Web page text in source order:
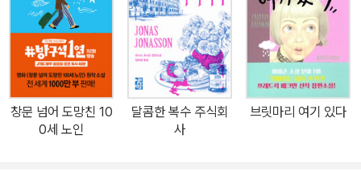
년간 친딸을 밀실에 가두어 지속적으로 성폭행해온 사실이 밝혀진 것
이다. 엘리자베스라는 이 여성은 산소도 부족한 지하 밀실에 감금당
한 채 아버지의 자녀를 일곱 명이나 낳았다. 이 잔혹한 범죄의 전말은
빛도 들지 않은 토굴 같은 밀실에서 사육되다시피 키워져 산소 부족
과 영양 불균형으로 건강이 위태로워진 그들의 딸 커스틴이 병원에
입원하면서 드러났다. 엘리자베스와 자녀들이 구출된 이후 파파라치
창문 넘어 도망친 10
0세 노인
달콤한 복수 주식회
사
브릿마리 여기 있다